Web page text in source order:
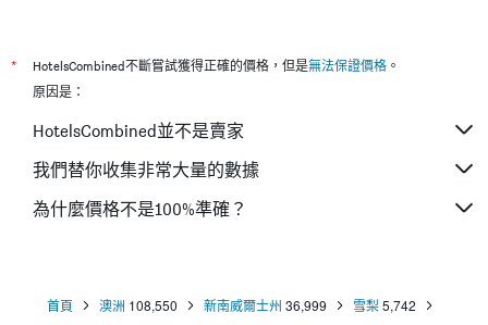
溫亞德酒店
柏偉詩城市中心酒店
聖彼得宜必思快捷酒店
悉尼機場宜必思快捷酒店
薩里山鄉村旅舍
* HotelsCombined不斷嘗試獲得正確的價格，但是無法保證價格 。
原因是：
HotelsCombined並不是賣家
我們替你收集非常大量的數據
為什麼價格不是100%準確？
首頁 澳洲 108,550 新南威爾士州 36,999 雪梨 5,742